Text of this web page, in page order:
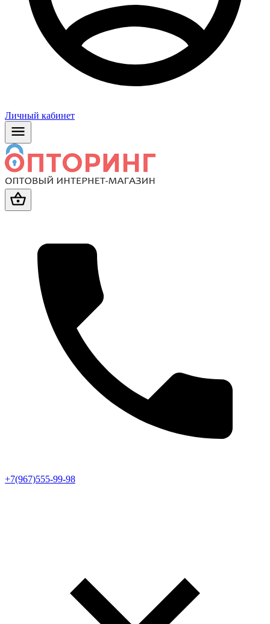
Личный кабинет
+7(967)555-99-98